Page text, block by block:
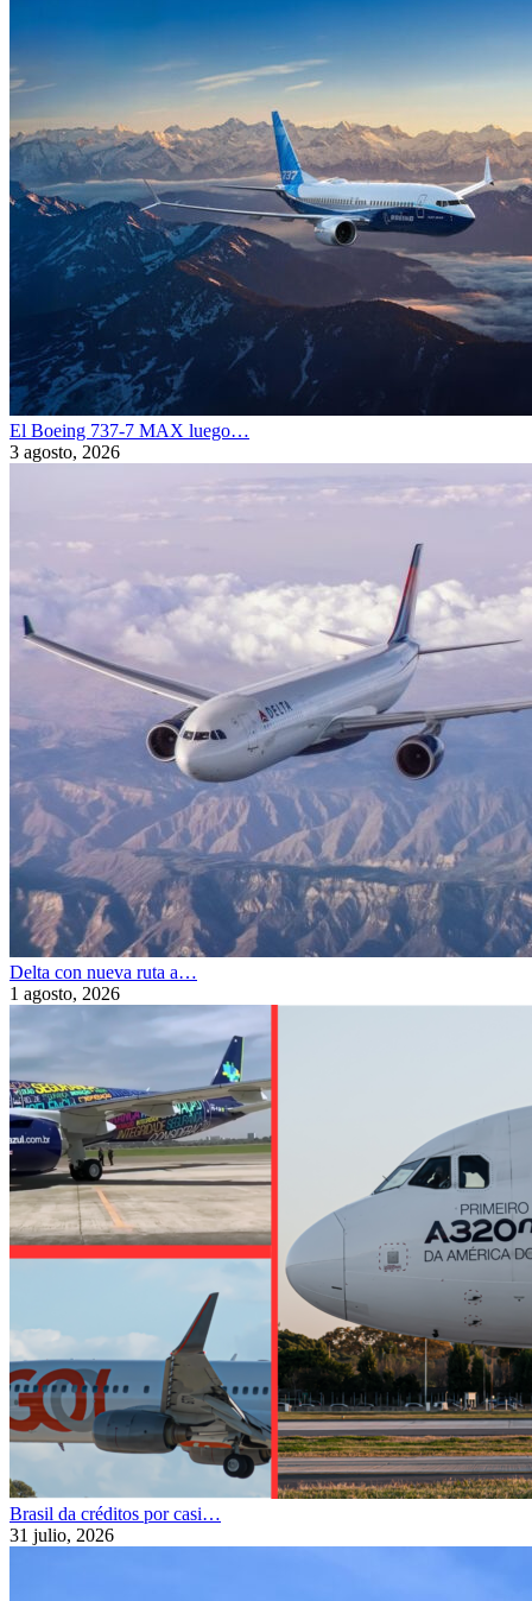
El Boeing 737-7 MAX luego…
3 agosto, 2026
Delta con nueva ruta a…
1 agosto, 2026
Brasil da créditos por casi…
31 julio, 2026